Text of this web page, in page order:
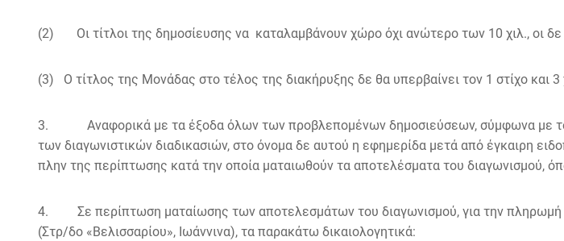
(2) Οι τίτλοι της δημοσίευσης να καταλαμβάνουν χώρο όχι ανώτερο των 10 χιλ., οι δε
(3) Ο τίτλος της Μονάδας στο τέλος της διακήρυξης δε θα υπερβαίνει τον 1 στίχο και 3
3. Αναφορικά με τα έξοδα όλων των προβλεπομένων δημοσιεύσεων, σύμφωνα με το
των διαγωνιστικών διαδικασιών, στο όνομα δε αυτού η εφημερίδα μετά από έγκαιρη
πλην της περίπτωσης κατά την οποία ματαιωθούν τα αποτελέσματα του διαγωνισμού,
4. Σε περίπτωση ματαίωσης των αποτελεσμάτων του διαγωνισμού, για την πληρωμή
(Στρ/δο «Βελισσαρίου», Ιωάννινα), τα παρακάτω δικαιολογητικά: